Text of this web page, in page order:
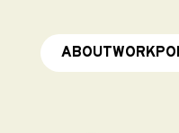
ABOUT
ABOUT